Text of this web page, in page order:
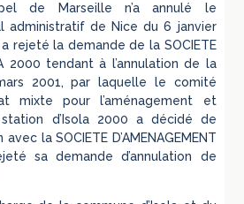
de Marseille n’a annulé le
administratif de Nice du 6 janvier
a rejeté la demande de la SOCIETE
2000 tendant à l’annulation de la
2001, par laquelle le comité
mixte pour l’aménagement et
d’Isola 2000 a décidé de
la SOCIETE D’AMENAGEMENT
sa demande d’annulation de